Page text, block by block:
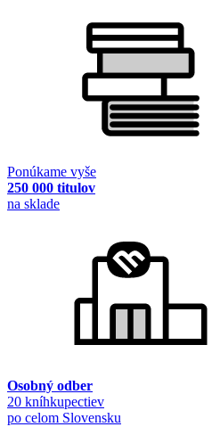
Ponúkame vyše
250 000 titulov
na sklade
Osobný odber
20 kníhkupectiev
po celom Slovensku